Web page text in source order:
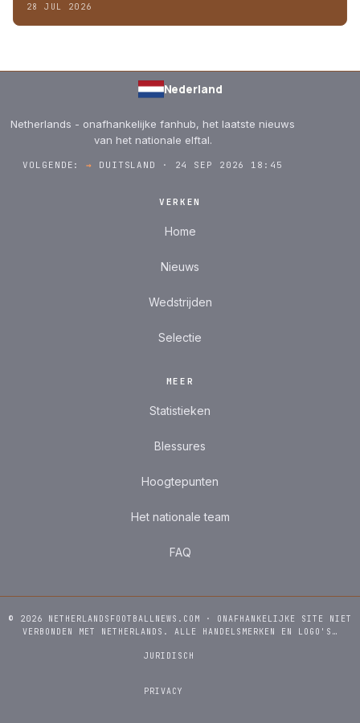
28 JUL 2026
Nederland
Netherlands - onafhankelijke fanhub, het laatste nieuws
van het nationale elftal.
VOLGENDE:→ DUITSLAND · 24 SEP 2026 18:45
VERKEN
Home
Nieuws
Wedstrijden
Selectie
MEER
Statistieken
Blessures
Hoogtepunten
Het nationale team
FAQ
© 2026 NETHERLANDSFOOTBALLNEWS.COM · ONAFHANKELIJKE SITE NIET
VERBONDEN MET NETHERLANDS. ALLE HANDELSMERKEN EN LOGO'S…
JURIDISCH
PRIVACY